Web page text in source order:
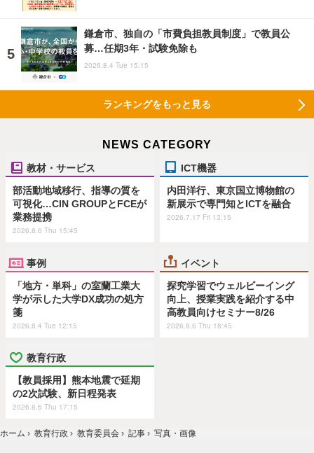
鎌倉市、独自の「市費負担教員制度」で教員公
募…任期3年・試験免除も
2026.8.4 Tue 15:15
ランキングをもっと見る
NEWS CATEGORY
教材・サービス
部活動地域移行、指導の質を
可視化…CIN GROUPとFCEが
業務提携
2026.8.6 Thu 15:45
ICT機器
内田洋行、東京国立博物館の
新展示で専門知とICTを融合
2026.7.17 Fri 13:15
事例
「地方・単科」の室蘭工業大
学が示した大学DX成功の処方
箋
2026.8.4 Tue 12:15
イベント
探究学習でウェルビーイング
向上、授業実践を紹介する中
高教員向けセミナー8/26
2026.8.6 Thu 18:45
教育行政
【教員採用】熊本地震で延期
の2次試験、新日程発表
2026.8.6 Thu 17:15
ホーム › 教育行政 › 教育委員会 › 記事 › 写真・画像